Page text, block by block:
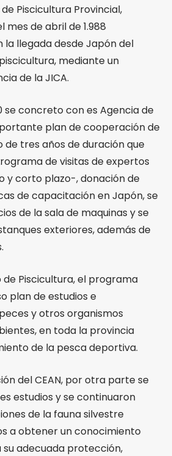
Piscicultura Provincial,
de abril de 1.988
llegada desde Japón del
mediante un
de la JICA.
se concreto con es Agencia de
plan de cooperación de
de tres años de duración que
de visitas de expertos
y corto plazo-, donación de
de capacitación en Japón, se
de la sala de maquinas y se
exteriores, además de
Piscicultura, el programa
plan de estudios e
y otros organismos
en toda la provincia
de la pesca deportiva.
del CEAN, por otra parte se
estudios y se continuaron
de la fauna silvestre
a obtener un conocimiento
adecuada protección,